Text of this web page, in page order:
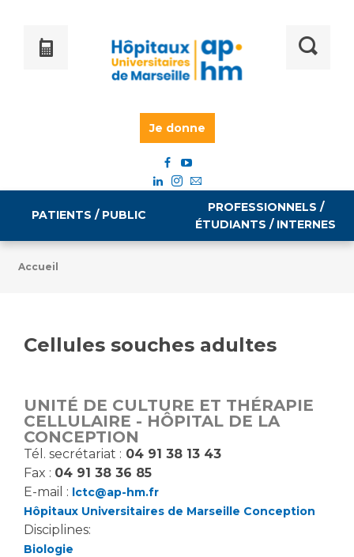
Je donne
PATIENTS / PUBLIC
Tarifs
Vous allez être hospitalisé(e)
Vous avez un examen d'imagerie ou de radiologie
à réaliser
Vous avez une analyse à réaliser
Vous venez en consultation
myaphm, votre espace santé en ligne
Infos COVID-19
PROFESSIONNELS /
ÉTUDIANTS / INTERNES
Emploi / formation
Emplois administratifs
Emplois médicaux
Espace Formation
Étudiants hospitaliers
Emplois techniques et médico-techniques
Emplois divers
Emplois socio-éducatifs
Accueil
Cellules souches adultes
UNITÉ DE CULTURE ET THÉRAPIE
CELLULAIRE - HÔPITAL DE LA
CONCEPTION
Tél. secrétariat : 04 91 38 13 43
Fax : 04 91 38 36 85
E-mail : lctc@ap-hm.fr
Hôpitaux Universitaires de Marseille Conception
Disciplines:
Biologie